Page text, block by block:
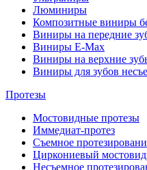
Люминиры
Композитные виниры
Виниры на передние
Виниры E-Max
Виниры на верхние
Виниры для зубов
Протезы
Мостовидные протезы
Иммедиат-протез
Съемное
Циркониевый
Несъемное